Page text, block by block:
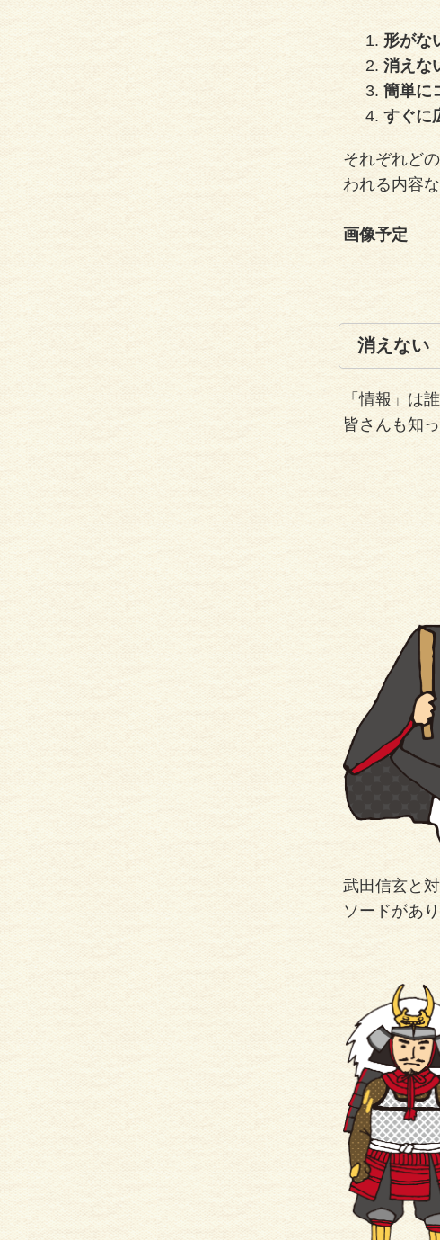
形がな
消えな
簡単に
すぐに
それぞれど
われる内容
画像予定
消えない
「情報」は
皆さんも知
武田信玄と
ソードがあり